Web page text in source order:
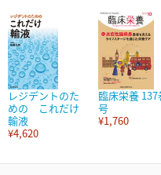
レジデントのた
めの これだけ
輸液
¥4,620
臨床栄養 137
号
¥1,760